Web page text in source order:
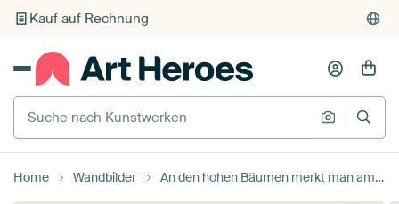
Kauf auf Rechnung
Individueller Druck auf Bestellung
Suche nach Kunstwerken
Suche
Home Wandbilder An den hohen Bäumen merkt man am besten, woher der Wind kommt von Joske Kempink